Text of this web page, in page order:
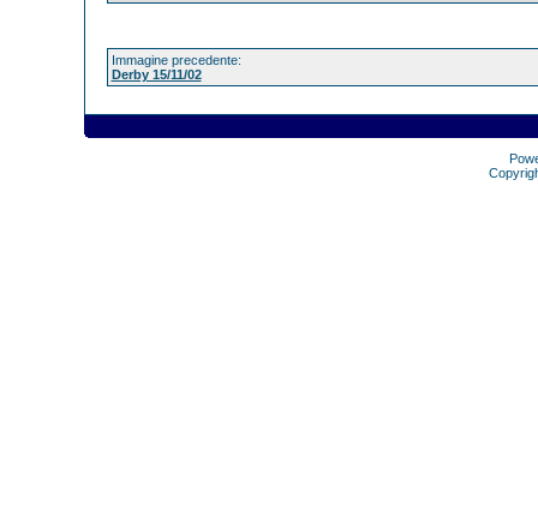
Immagine precedente:
Derby 15/11/02